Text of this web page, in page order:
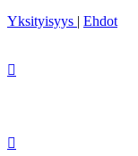
Yksityisyys | Ehdot